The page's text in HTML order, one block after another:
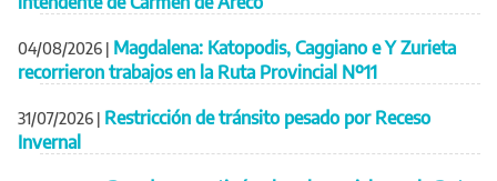
04/08/2026 | Magdalena: Katopodis, Caggiano e Y Zurieta
recorrieron trabajos en la Ruta Provincial Nº11
31/07/2026 | Restricción de tránsito pesado por Receso
Invernal